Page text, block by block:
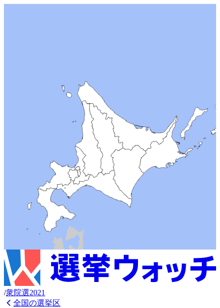
/衆院選2021
全国の選挙区